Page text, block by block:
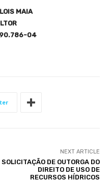
MAIA
04
NEXT ARTICLE
SOLICITAÇÃO DE OUTORGA DO
DIREITO DE USO DE
RECURSOS HÍDRICOS